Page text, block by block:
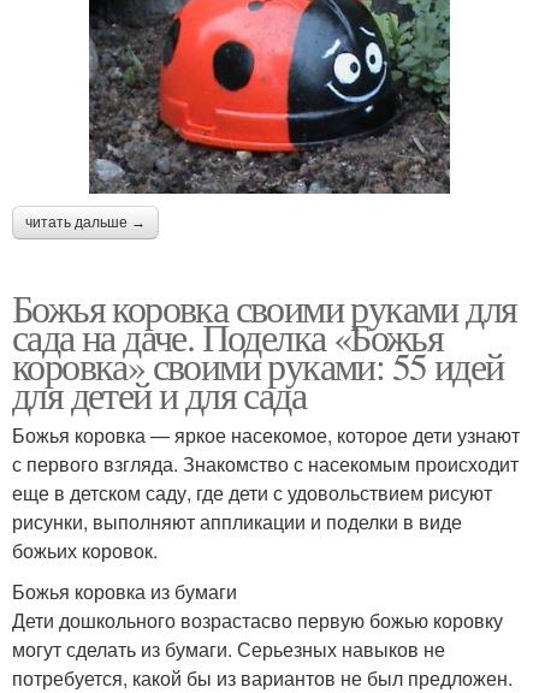
читать дальше →
Божья коровка своими руками для
сада на даче. Поделка «Божья
коровка» своими руками: 55 идей
для детей и для сада
Божья коровка — яркое насекомое, которое дети узнают
с первого взгляда. Знакомство с насекомым происходит
еще в детском саду, где дети с удовольствием рисуют
рисунки, выполняют аппликации и поделки в виде
божьих коровок.
Божья коровка из бумаги
Дети дошкольного возрастасво первую божью коровку
могут сделать из бумаги. Серьезных навыков не
потребуется, какой бы из вариантов не был предложен.